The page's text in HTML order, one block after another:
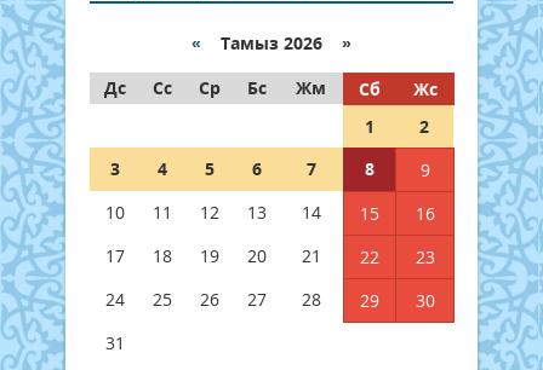
« Тамыз 2026 »
Дс
Сс Ср Бс Жм Сб
Жс
1
2
3
4 5 6 7 8
9
10
11 12 13 14 15
16
17
18 19 20 21 22
23
24
25 26 27 28 29
30
31